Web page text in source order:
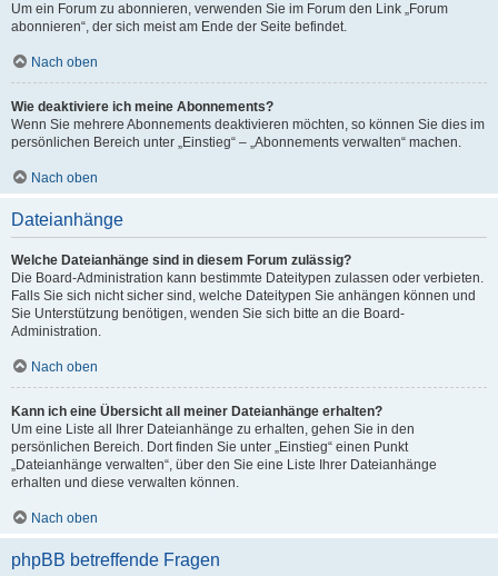
Um ein Forum zu abonnieren, verwenden Sie im Forum den Link „Forum
abonnieren“, der sich meist am Ende der Seite befindet.
Nach oben
Wie deaktiviere ich meine Abonnements?
Wenn Sie mehrere Abonnements deaktivieren möchten, so können Sie dies im
persönlichen Bereich unter „Einstieg“ – „Abonnements verwalten“ machen.
Nach oben
Dateianhänge
Welche Dateianhänge sind in diesem Forum zulässig?
Die Board-Administration kann bestimmte Dateitypen zulassen oder verbieten.
Falls Sie sich nicht sicher sind, welche Dateitypen Sie anhängen können und
Sie Unterstützung benötigen, wenden Sie sich bitte an die Board-
Administration.
Nach oben
Kann ich eine Übersicht all meiner Dateianhänge erhalten?
Um eine Liste all Ihrer Dateianhänge zu erhalten, gehen Sie in den
persönlichen Bereich. Dort finden Sie unter „Einstieg“ einen Punkt
„Dateianhänge verwalten“, über den Sie eine Liste Ihrer Dateianhänge
erhalten und diese verwalten können.
Nach oben
phpBB betreffende Fragen